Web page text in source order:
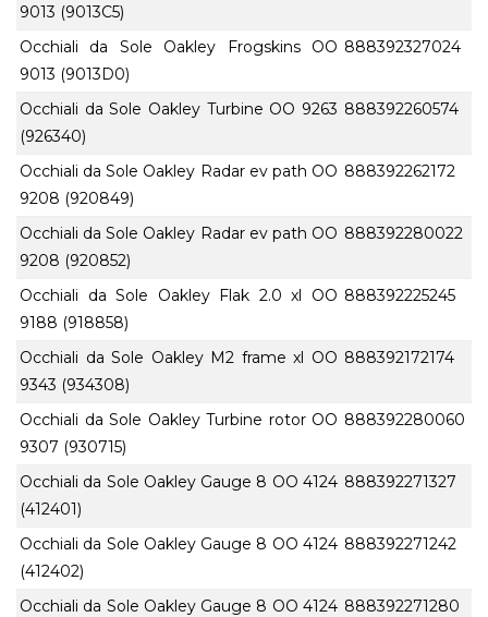
9013 (9013C5)
Occhiali da Sole Oakley Frogskins OO
9013 (9013D0)
888392327024
Occhiali da Sole Oakley Turbine OO 9263
(926340)
888392260574
Occhiali da Sole Oakley Radar ev path OO
9208 (920849)
888392262172
Occhiali da Sole Oakley Radar ev path OO
9208 (920852)
888392280022
Occhiali da Sole Oakley Flak 2.0 xl OO
9188 (918858)
888392225245
Occhiali da Sole Oakley M2 frame xl OO
9343 (934308)
888392172174
Occhiali da Sole Oakley Turbine rotor OO
9307 (930715)
888392280060
Occhiali da Sole Oakley Gauge 8 OO 4124
(412401)
888392271327
Occhiali da Sole Oakley Gauge 8 OO 4124
(412402)
888392271242
Occhiali da Sole Oakley Gauge 8 OO 4124 888392271280